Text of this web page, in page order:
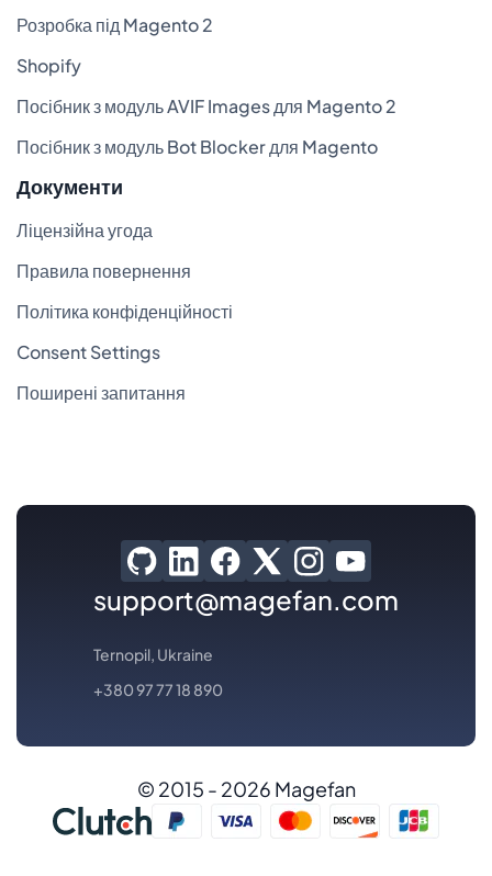
Розробка під Magento 2
Shopify
Посібник з модуль AVIF Images для Magento 2
Посібник з модуль Bot Blocker для Magento
Документи
Ліцензійна угода
Правила повернення
Політика конфіденційності
Consent Settings
Поширені запитання
support@magefan.com
Ternopil, Ukraine
+380 97 77 18 890
© 2015 - 2026 Magefan